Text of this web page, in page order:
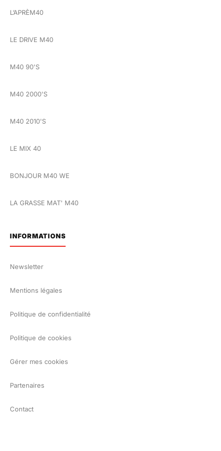
L’APRÈM40
LE DRIVE M40
M40 90'S
M40 2000'S
M40 2010'S
LE MIX 40
BONJOUR M40 WE
LA GRASSE MAT' M40
INFORMATIONS
Newsletter
Mentions légales
Politique de confidentialité
Politique de cookies
Gérer mes cookies
Partenaires
Contact